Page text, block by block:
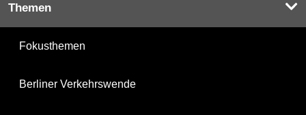
Themen
Fokusthemen
Berliner Verkehrswende